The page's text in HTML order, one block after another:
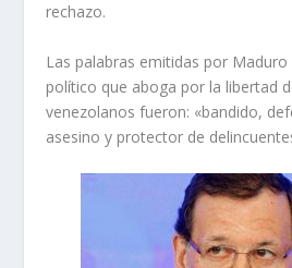
rechazo.
Las palabras emitidas por Maduro
político que aboga por la libertad
venezolanos fueron: «bandido,
asesino y protector de